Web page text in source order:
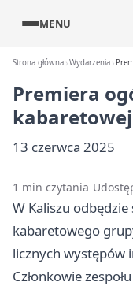
MENU
Strona główna Wydarzenia
Premiera
13 czerwca 2025
1 min czytania
W Kaliszu
kabaretowego
licznych występów
Członkowie